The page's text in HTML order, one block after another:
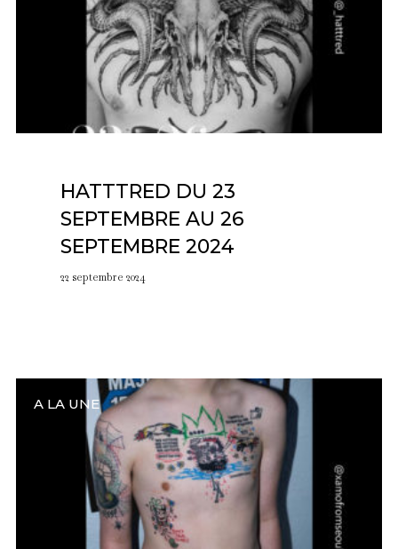
HATTTRED DU 23
SEPTEMBRE AU 26
SEPTEMBRE 2024
22 septembre 2024
A LA UNE